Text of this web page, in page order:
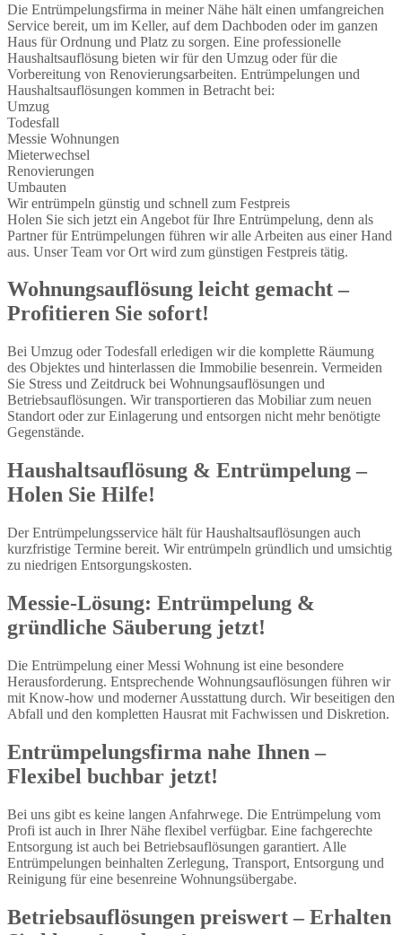
Die Entrümpelungsfirma in meiner Nähe hält einen umfangreichen
Service bereit, um im Keller, auf dem Dachboden oder im ganzen
Haus für Ordnung und Platz zu sorgen. Eine professionelle
Haushaltsauflösung bieten wir für den Umzug oder für die
Vorbereitung von Renovierungsarbeiten. Entrümpelungen und
Haushaltsauflösungen kommen in Betracht bei:
Umzug
Todesfall
Messie Wohnungen
Mieterwechsel
Renovierungen
Umbauten
Wir entrümpeln günstig und schnell zum Festpreis
Holen Sie sich jetzt ein Angebot für Ihre Entrümpelung, denn als
Partner für Entrümpelungen führen wir alle Arbeiten aus einer Hand
aus. Unser Team vor Ort wird zum günstigen Festpreis tätig.
Wohnungsauflösung leicht gemacht –
Profitieren Sie sofort!
Bei Umzug oder Todesfall erledigen wir die komplette Räumung
des Objektes und hinterlassen die Immobilie besenrein. Vermeiden
Sie Stress und Zeitdruck bei Wohnungsauflösungen und
Betriebsauflösungen. Wir transportieren das Mobiliar zum neuen
Standort oder zur Einlagerung und entsorgen nicht mehr benötigte
Gegenstände.
Haushaltsauflösung & Entrümpelung –
Holen Sie Hilfe!
Der Entrümpelungsservice hält für Haushaltsauflösungen auch
kurzfristige Termine bereit. Wir entrümpeln gründlich und umsichtig
zu niedrigen Entsorgungskosten.
Messie-Lösung: Entrümpelung &
gründliche Säuberung jetzt!
Die Entrümpelung einer Messi Wohnung ist eine besondere
Herausforderung. Entsprechende Wohnungsauflösungen führen wir
mit Know-how und moderner Ausstattung durch. Wir beseitigen den
Abfall und den kompletten Hausrat mit Fachwissen und Diskretion.
Entrümpelungsfirma nahe Ihnen –
Flexibel buchbar jetzt!
Bei uns gibt es keine langen Anfahrwege. Die Entrümpelung vom
Profi ist auch in Ihrer Nähe flexibel verfügbar. Eine fachgerechte
Entsorgung ist auch bei Betriebsauflösungen garantiert. Alle
Entrümpelungen beinhalten Zerlegung, Transport, Entsorgung und
Reinigung für eine besenreine Wohnungsübergabe.
Betriebsauflösungen preiswert – Erhalten